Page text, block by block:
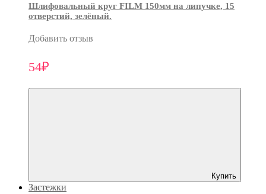
Шлифовальный круг FILM 150мм на липучке, 15
отверстий, зелёный.
Добавить отзыв
54₽
Купить
Застежки